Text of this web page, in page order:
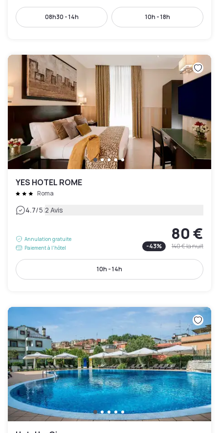
08h30 - 14h 10h - 18h
YES HOTEL ROME
Roma
4.7/5|2 Avis
Annulation gratuite
Paiement à l'hôtel
80 €
-43% 140 €la nuit
10h - 14h